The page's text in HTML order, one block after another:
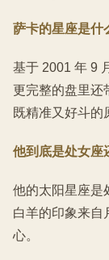
萨卡的星座是什
基于 2001 年 9
更完整的盘里还
既精准又好斗的
他到底是处女座
他的太阳星座是
白羊的印象来自
心。